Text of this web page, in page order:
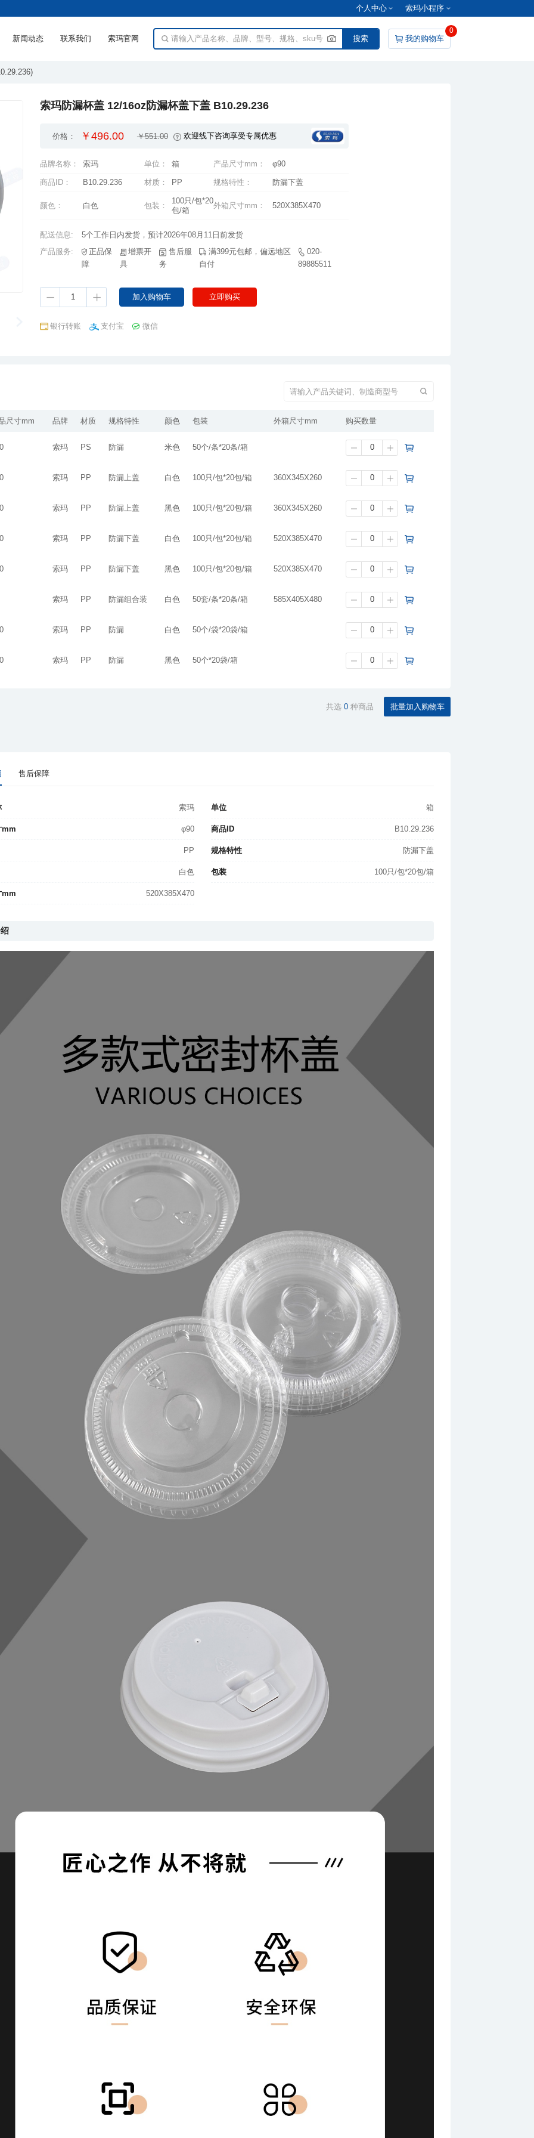
个人中心 索玛小程序
新闻动态 联系我们 索玛官网 我的购物车
0
索玛防漏杯盖 12/16oz防漏杯盖下盖 B10.29.236
价格： ￥496.00 ￥551.00 欢迎线下咨询享受专属优惠
品牌名称： 索玛 单位： 箱 产品尺寸mm： φ90
商品ID： B10.29.236 材质： PP 规格特性： 防漏下盖
颜色： 白色 包装：
包/箱
外箱尺寸mm： 520X385X470
配送信息:
5个工作日内发货，预计2026年08月11日前发货
产品服务:
障
具 务 自付 89885511
银行转账 支付宝 微信
尺寸mm 品牌 材质 规格特性 颜色 包装 外箱尺寸mm 购买数量
索玛 PS 防漏 米色 50个/条*20条/箱
索玛 PP 防漏上盖 白色 100只/包*20包/箱 360X345X260
索玛 PP 防漏上盖 黑色 100只/包*20包/箱 360X345X260
索玛 PP 防漏下盖 白色 100只/包*20包/箱 520X385X470
索玛 PP 防漏下盖 黑色 100只/包*20包/箱 520X385X470
索玛 PP 防漏组合装 白色 50套/条*20条/箱 585X405X480
索玛 PP 防漏 白色 50个/袋*20袋/箱
索玛 PP 防漏 黑色 50个*20袋/箱
共选0 种商品
售后保障
索玛 单位 箱
mm φ90 商品ID B10.29.236
PP 规格特性 防漏下盖
白色 包装 100只/包*20包/箱
mm 520X385X470